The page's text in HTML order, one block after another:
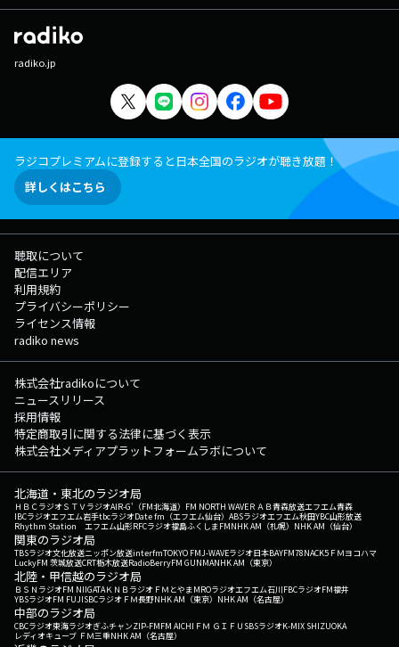
radiko.jp
ラジコプレミアムに登録すると日本全国のラジオが聴き放題！
詳しくはこちら
聴取について
配信エリア
利用規約
プライバシーポリシー
ライセンス情報
radiko news
株式会社radikoについて
ニュースリリース
採用情報
特定商取引に関する法律に基づく表示
株式会社メディアプラットフォームラボについて
北海道・東北のラジオ局
ＨＢＣラジオＳＴＶラジオAIR-G'（FM北海道） FM NORTH WAVEＲＡＢ青森放送エフエム青森
IBCラジオエフエム岩手tbcラジオDate fm（エフエム仙台） ABSラジオエフエム秋田YBC山形放送
Rhythm Station エフエム山形RFCラジオ福島ふくしまFMNHK AM（札幌） NHK AM（仙台）
関東のラジオ局
TBSラジオ文化放送ニッポン放送interfmTOKYO FMJ-WAVEラジオ日本BAYFM78NACK5 ＦＭヨコハマ
LuckyFM 茨城放送CRT栃木放送RadioBerryFM GUNMANHK AM（東京）
北陸・甲信越のラジオ局
ＢＳＮラジオFM NIIGATAＫＮＢラジオ ＦＭとやまMROラジオエフエム石川FBCラジオFM福井
YBSラジオFM FUJISBCラジオ ＦＭ長野NHK AM（東京） NHK AM（名古屋）
中部のラジオ局
CBCラジオ東海ラジオぎふチャンZIP-FMFM AICHI ＦＭ ＧＩＦＵ SBSラジオK-MIX SHIZUOKA
レディオキューブ ＦＭ三重NHK AM（名古屋）